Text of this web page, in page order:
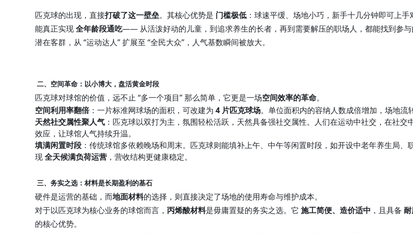
匹克球的出现，直接打破了这一壁垒。其核心优势是 门槛极低 ：球速平缓、场地小巧，新手十几分钟即可上
能真正实现全年龄段通吃—— 从活泼好动的儿童，到追求养生的长者，再到需要解压的职场人，都能找到参
潜在客群，从 “运动达人” 扩展至 “全民大众”，人气基数瞬间被放大。
二、空间革命：以小博大，盘活黄金时段
匹克球对球馆的价值，远不止 “多一个项目” 那么简单，它更是一场空间效率的革命。
空间利用率翻倍：一片标准网球场的面积，可改建为 4 片匹克球场。单位面积内的容纳人数成倍增加，场地流
天然社交属性聚人气 ：匹克球以双打为主，氛围轻松活跃，天然具备强社交属性。人们在运动中社交，在社交
效应，让球馆人气持续升温。
填满闲置时段 ：传统球馆多依赖晚场和周末。匹克球则能填补上午、中午等闲置时段，如开设中老年养生局、
现全天候满负荷运营 ，营收结构更健康稳定。
三、务实之选：材料是长期盈利的基石
硬件是运营的基础，而地面材料的选择，则直接决定了场地的使用寿命与维护成本。
对于以匹克球为核心业务的球馆而言， 丙烯酸材料是毋庸置疑的务实之选。它 施工简便、造价适中 ，且具备
的核心优势。